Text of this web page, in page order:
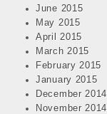
June 2015
May 2015
April 2015
March 2015
February 2015
January 2015
December 2014
November 2014